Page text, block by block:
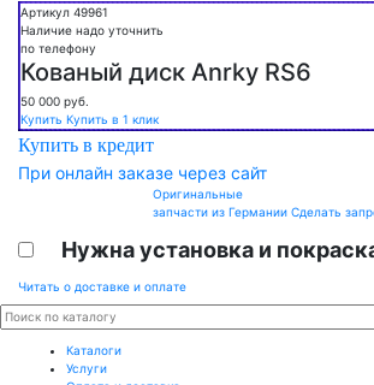
Артикул 49961
Наличие надо уточнить
по телефону
Кованый диск Anrky RS6
50 000 руб.
Купить Купить в 1 клик
Купить в кредит
При онлайн заказе через сайт
Оригинальные
запчасти из Германии Сделать
Нужна установка и
Читать о доставке и оплате
Каталоги
Услуги